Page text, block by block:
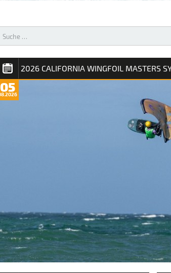
AKTUELLES – WINDSURFEN &
2026 CALIFORNIA WINGFOIL MASTERS
05